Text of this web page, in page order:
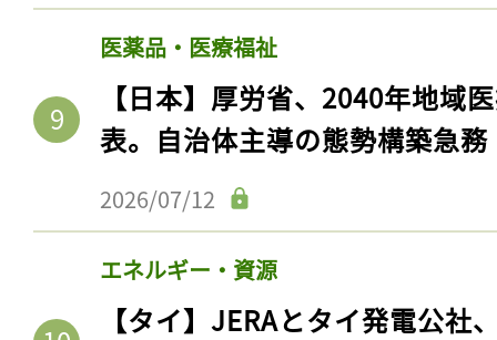
医薬品・医療福祉
【日本】厚労省、2040年地域
表。自治体主導の態勢構築急務
2026/07/12
エネルギー・資源
【タイ】JERAとタイ発電公社